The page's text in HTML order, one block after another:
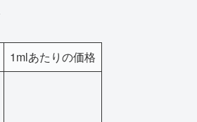
1mlあたりの価格